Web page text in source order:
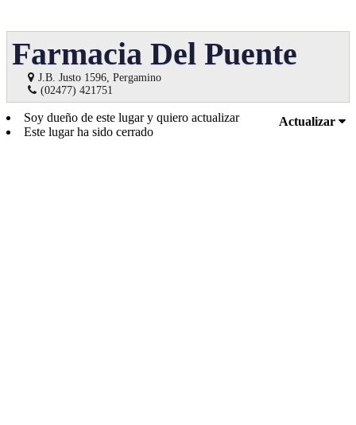
Farmacia Del Puente
J.B. Justo 1596, Pergamino
(02477) 421751
Actualizar
Soy dueño de este lugar y quiero actualizar
Este lugar ha sido cerrado